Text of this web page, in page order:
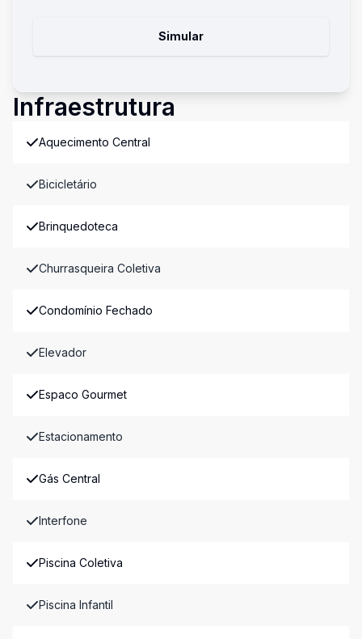
Simular
Infraestrutura
Aquecimento Central
Bicicletário
Brinquedoteca
Churrasqueira Coletiva
Condomínio Fechado
Elevador
Espaco Gourmet
Estacionamento
Gás Central
Interfone
Piscina Coletiva
Piscina Infantil